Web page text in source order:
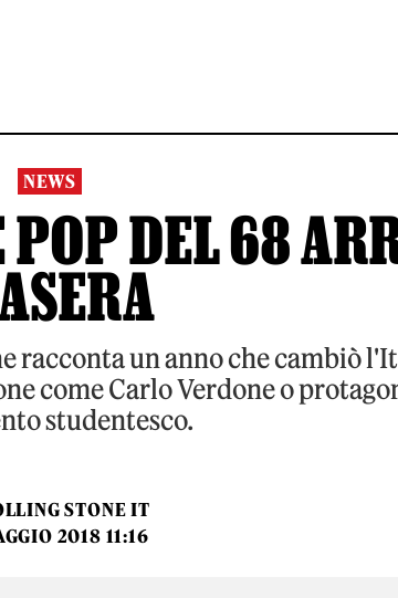
NEWS
DEL 68
racconta un anno che cambiò
come Carlo Verdone o
studentesco.
STONE IT
2018 11:16